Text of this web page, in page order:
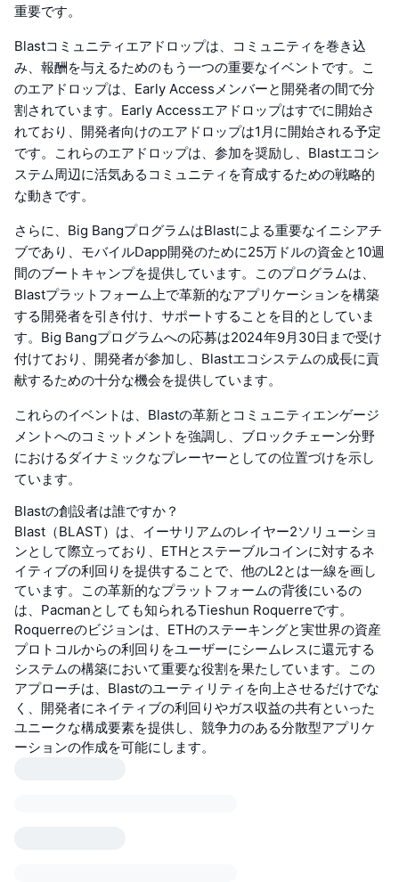
重要です。
Blastコミュニティエアドロップは、コミュニティを巻き込
み、報酬を与えるためのもう一つの重要なイベントです。こ
のエアドロップは、Early Accessメンバーと開発者の間で分
割されています。Early Accessエアドロップはすでに開始さ
れており、開発者向けのエアドロップは1月に開始される予定
です。これらのエアドロップは、参加を奨励し、Blastエコシ
ステム周辺に活気あるコミュニティを育成するための戦略的
な動きです。
さらに、Big BangプログラムはBlastによる重要なイニシアチ
ブであり、モバイルDapp開発のために25万ドルの資金と10週
間のブートキャンプを提供しています。このプログラムは、
Blastプラットフォーム上で革新的なアプリケーションを構築
する開発者を引き付け、サポートすることを目的としていま
す。Big Bangプログラムへの応募は2024年9月30日まで受け
付けており、開発者が参加し、Blastエコシステムの成長に貢
献するための十分な機会を提供しています。
これらのイベントは、Blastの革新とコミュニティエンゲージ
メントへのコミットメントを強調し、ブロックチェーン分野
におけるダイナミックなプレーヤーとしての位置づけを示し
ています。
Blastの創設者は誰ですか？
Blast（BLAST）は、イーサリアムのレイヤー2ソリューショ
ンとして際立っており、ETHとステーブルコインに対するネ
イティブの利回りを提供することで、他のL2とは一線を画し
ています。この革新的なプラットフォームの背後にいるの
は、Pacmanとしても知られるTieshun Roquerreです。
Roquerreのビジョンは、ETHのステーキングと実世界の資産
プロトコルからの利回りをユーザーにシームレスに還元する
システムの構築において重要な役割を果たしています。この
アプローチは、Blastのユーティリティを向上させるだけでな
く、開発者にネイティブの利回りやガス収益の共有といった
ユニークな構成要素を提供し、競争力のある分散型アプリケ
ーションの作成を可能にします。